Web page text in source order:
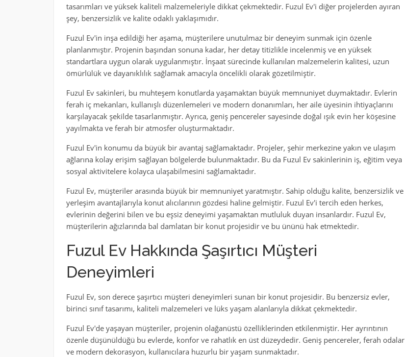
tasarımları ve yüksek kaliteli malzemeleriyle dikkat çekmektedir. Fuzul Ev'i diğer projelerden ayıran
şey, benzersizlik ve kalite odaklı yaklaşımıdır.
Fuzul Ev'in inşa edildiği her aşama, müşterilere unutulmaz bir deneyim sunmak için özenle
planlanmıştır. Projenin başından sonuna kadar, her detay titizlikle incelenmiş ve en yüksek
standartlara uygun olarak uygulanmıştır. İnşaat sürecinde kullanılan malzemelerin kalitesi, uzun
ömürlülük ve dayanıklılık sağlamak amacıyla öncelikli olarak gözetilmiştir.
Fuzul Ev sakinleri, bu muhteşem konutlarda yaşamaktan büyük memnuniyet duymaktadır. Evlerin
ferah iç mekanları, kullanışlı düzenlemeleri ve modern donanımları, her aile üyesinin ihtiyaçlarını
karşılayacak şekilde tasarlanmıştır. Ayrıca, geniş pencereler sayesinde doğal ışık evin her köşesine
yayılmakta ve ferah bir atmosfer oluşturmaktadır.
Fuzul Ev'in konumu da büyük bir avantaj sağlamaktadır. Projeler, şehir merkezine yakın ve ulaşım
ağlarına kolay erişim sağlayan bölgelerde bulunmaktadır. Bu da Fuzul Ev sakinlerinin iş, eğitim veya
sosyal aktivitelere kolayca ulaşabilmesini sağlamaktadır.
Fuzul Ev, müşteriler arasında büyük bir memnuniyet yaratmıştır. Sahip olduğu kalite, benzersizlik ve
yerleşim avantajlarıyla konut alıcılarının gözdesi haline gelmiştir. Fuzul Ev'i tercih eden herkes,
evlerinin değerini bilen ve bu eşsiz deneyimi yaşamaktan mutluluk duyan insanlardır. Fuzul Ev,
müşterilerin ağızlarında bal damlatan bir konut projesidir ve bu ününü hak etmektedir.
Fuzul Ev Hakkında Şaşırtıcı Müşteri
Deneyimleri
Fuzul Ev, son derece şaşırtıcı müşteri deneyimleri sunan bir konut projesidir. Bu benzersiz evler,
birinci sınıf tasarımı, kaliteli malzemeleri ve lüks yaşam alanlarıyla dikkat çekmektedir.
Fuzul Ev'de yaşayan müşteriler, projenin olağanüstü özelliklerinden etkilenmiştir. Her ayrıntının
özenle düşünüldüğü bu evlerde, konfor ve rahatlık en üst düzeydedir. Geniş pencereler, ferah odalar
ve modern dekorasyon, kullanıcılara huzurlu bir yaşam sunmaktadır.